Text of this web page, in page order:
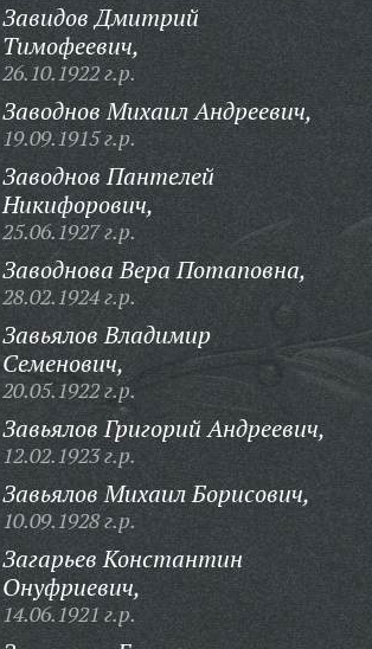
Завидов Дмитрий
Тимофеевич,
26.10.1922 г.р.
Заводнов Михаил Андреевич,
19.09.1915 г.р.
Заводнов Пантелей
Никифорович,
25.06.1927 г.р.
Заводнова Вера Потаповна,
28.02.1924 г.р.
Завьялов Владимир
Семенович,
20.05.1922 г.р.
Завьялов Григорий Андреевич,
12.02.1923 г.р.
Завьялов Михаил Борисович,
10.09.1928 г.р.
Загарьев Константин
Онуфриевич,
14.06.1921 г.р.